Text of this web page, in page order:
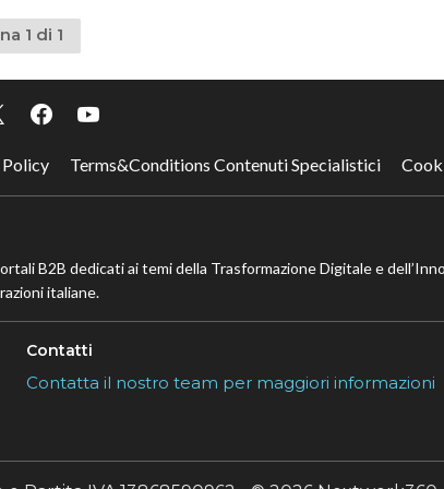
1 di 1
Terms&Conditions Contenuti Specialistici
B2B dedicati ai temi della Trasformazione Digitale e
italiane.
Contatti
Contatta il nostro team per maggiori informazioni